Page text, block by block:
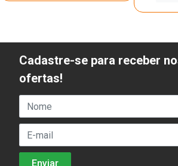
Cadastre-se para receber
ofertas!